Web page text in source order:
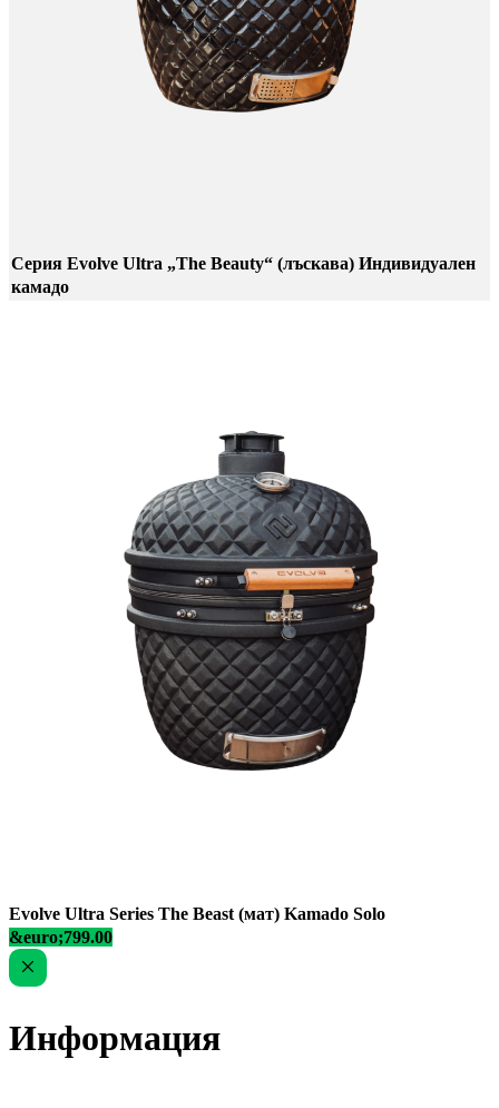
Серия Evolve Ultra „The Beauty“ (лъскава) Индивидуален
камадо
Evolve Ultra Series The Beast (мат) Kamado Solo
&euro;799.00
Информация